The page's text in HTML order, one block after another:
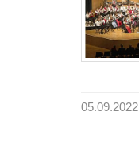
05.09.2022